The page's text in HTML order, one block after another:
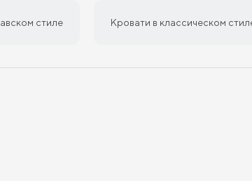
стиле Кровати в классическом